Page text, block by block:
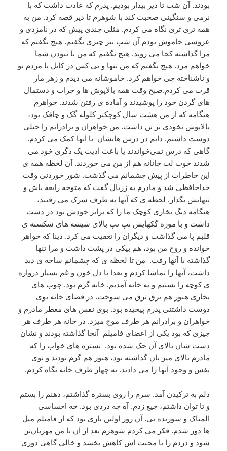
بودند. آن شب تا دیر بیدار بودیم. پدرم که عادت داشت که با
نرمی و سنگینی صحبت کند با شوهرم تا دیر قصه کرد. من به
همه تری تری نگاه می کردم. مثلی چندی پیش که در نامزدی و
عروسی خاموش بودم آن شب نیز چیزی نگفتم. هیچ نگفتم که
مرا گذاشته کجا می روید. هیچ نگفتم که من با نبودن شما
خواهم مرد. هیچ نگفتم که من تنها و بی کس در کابل با مردم نو
و ناشناخته چی خواهم کرد. خاموشانه می دیدم و زهر مار
قرت می کردم.صبح وقت همه بالاپوش ها و جراب و دستمال
های گردن خود را پوشیدند و آماده ی رفتن شدند. خواهرم
هنگامه که از من هشت سال کوچکتر کلوله گک و چاقک بود،
بالاپوش نخودی بر تن داشت. من خواهران و برادرانم را خیلی
دوست داشتم. دایم در درس هایشان با آنها کمک می کردم.
گاهی که درس نمی‌خواندند یا باعث اذیت یک دگری خود می
شدند خوب لت جانانه هم از من می خوردند. آن لحظه همه ی
این خاطرات از پیش چشمانم می گذشت. شور خوردنی وقت
خداحافظی شد و مادرم به زریال گفت که متوجه رابعه باش و
تنهایش نگذار. لحظه ی که آنها به طرف سرک می رفتند،
هنگامه دیگ بخاری کوچک ما را که برابر خودش بود در دست
داشت و با موزه گکهایش تپ تپ بالای شیشه های شکسته ی
قلبم پا می گذاشت و دیگران را تعقیب می کرد. دینا که خواهر
خوانده و روح من بود، هم بیکی در پشت داشت و مرا تنها
گذاشته با آنها رفت. من تا لحظه ی که چشمانم ساحه ی دید
داشت، آنها را تماشا کردم و بعدا با دل خون و غم بسیار دروازه
ی کوچه را بستیم و به خانه آمدیم. خانه گرم بود. چوب های
بخاری هنوز هم ترق ترق می سوخت. در فضای خانه بوی
دوست داشتنی پدرم پیچیده بود. بوی نفس های معطر مادرم و
خواهران و برادرانم‌ هر طرف موج میزد. در خانه هر طرف هر
چیزی که بود یکی از اعضای فامیلم آنجا گذاشته بودند و نشان
دست شان بالای آن حک شده بود. بستره های خواب را که
مادرم بالای میز نان گذاشته بود، هنوز هم گرم بودند و بوی
نفس و وجود آنها را می دادند. به چهار طرف خانه نگاه کردم.
دلم به ترکیدن آمد. سرم را روی بستره گذاشتم، دهنم را بستم
و تا توان داشتم، چیغ زدم. آه چه دردی بود. چه احساسی
المناک و سوزنده یی. آن روز اولین باری بود که از فامیلم میل
ها دور شدم. فکر می کردم شوهرم بعد از آن با من مهربان‌تر
شود و دردم را با محبت اش کاهش بخشد و خالی گاهی دوری